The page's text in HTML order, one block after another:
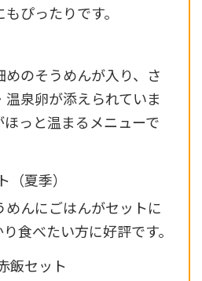
ぴったりです。
のそうめんが入り、さ
泉卵が添えられていま
っと温まるメニューで
（夏季）
んにごはんがセットに
食べたい方に好評です。
飯セット